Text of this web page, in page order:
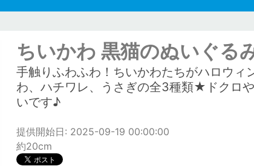
ちいかわ 黒猫のぬいぐる
手触りふわふわ！ちいかわたちがハロウ
わ、ハチワレ、うさぎの全3種類★ドクロ
いです♪
提供開始日: 2025-09-19 00:00:00
約20cm